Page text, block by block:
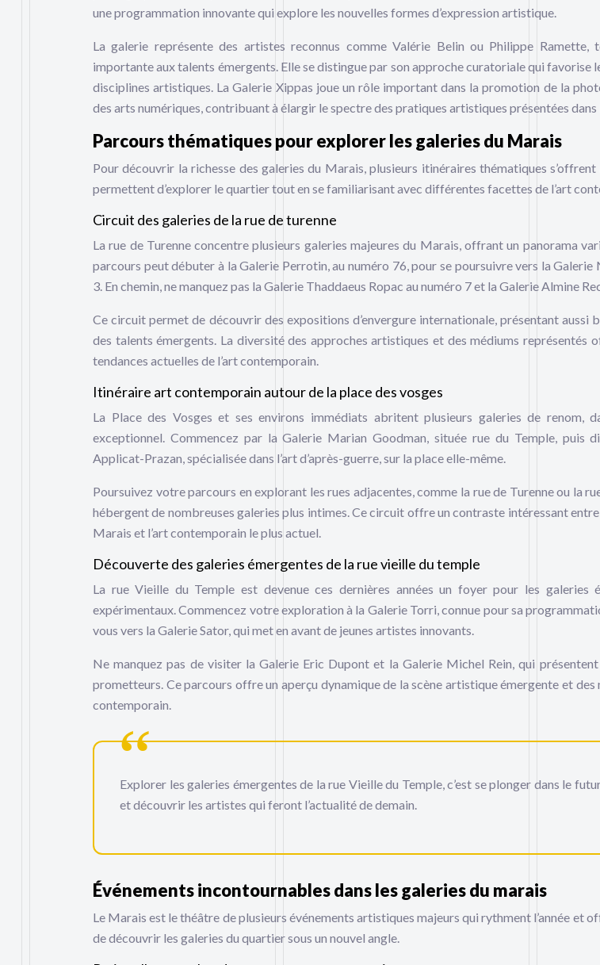
une programmation innovante qui explore les nouvelles formes d’expression artistique.
La galerie représente des artistes reconnus comme Valérie Belin ou Philippe Ramette,
importante aux talents émergents. Elle se distingue par son approche curatoriale qui favorise
disciplines artistiques. La Galerie Xippas joue un rôle important dans la promotion de la
des arts numériques, contribuant à élargir le spectre des pratiques artistiques présentées
Parcours thématiques pour explorer les galeries du Marais
Pour découvrir la richesse des galeries du Marais, plusieurs itinéraires thématiques
permettent d’explorer le quartier tout en se familiarisant avec différentes facettes de l’art
Circuit des galeries de la rue de turenne
La rue de Turenne concentre plusieurs galeries majeures du Marais, offrant un panorama
parcours peut débuter à la Galerie Perrotin, au numéro 76, pour se poursuivre vers la Galerie
3. En chemin, ne manquez pas la Galerie Thaddaeus Ropac au numéro 7 et la Galerie Almine
Ce circuit permet de découvrir des expositions d’envergure internationale, présentant aussi
des talents émergents. La diversité des approches artistiques et des médiums représentés
tendances actuelles de l’art contemporain.
Itinéraire art contemporain autour de la place des vosges
La Place des Vosges et ses environs immédiats abritent plusieurs galeries de renom,
exceptionnel. Commencez par la Galerie Marian Goodman, située rue du Temple, puis
Applicat-Prazan, spécialisée dans l’art d’après-guerre, sur la place elle-même.
Poursuivez votre parcours en explorant les rues adjacentes, comme la rue de Turenne ou la
hébergent de nombreuses galeries plus intimes. Ce circuit offre un contraste intéressant
Marais et l’art contemporain le plus actuel.
Découverte des galeries émergentes de la rue vieille du temple
La rue Vieille du Temple est devenue ces dernières années un foyer pour les galeries
expérimentaux. Commencez votre exploration à la Galerie Torri, connue pour sa
vous vers la Galerie Sator, qui met en avant de jeunes artistes innovants.
Ne manquez pas de visiter la Galerie Eric Dupont et la Galerie Michel Rein, qui
prometteurs. Ce parcours offre un aperçu dynamique de la scène artistique émergente et des
contemporain.
Explorer les galeries émergentes de la rue Vieille du Temple, c’est se plonger dans le
et découvrir les artistes qui feront l’actualité de demain.
Événements incontournables dans les galeries du marais
Le Marais est le théâtre de plusieurs événements artistiques majeurs qui rythment l’année et
de découvrir les galeries du quartier sous un nouvel angle.